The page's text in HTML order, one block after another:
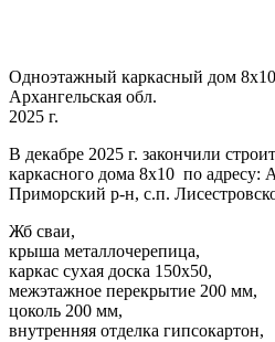
Одноэтажный каркасный дом
Архангельская обл.
2025 г.
В декабре 2025 г. закончили
каркасного дома 8х10 по адресу:
Приморский р-н, с.п.
Жб сваи,
крыша металлочерепица,
каркас сухая доска 150х50,
межэтажное перекрытие 200 мм,
цоколь 200 мм,
внутренняя отделка гипсокартон,